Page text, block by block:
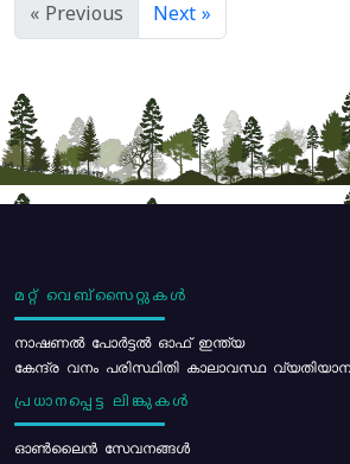
« Previous Next »
മറ്റ് വെബ്സൈറ്റുകൾ
നാഷണൽ പോർട്ടൽ ഓഫ് ഇന്ത്യ
കേന്ദ്ര വനം പരിസ്ഥിതി കാലാവസ്ഥ
പ്രധാനപ്പെട്ട ലിങ്കുകൾ
ഓൺലൈൻ സേവനങ്ങൾ